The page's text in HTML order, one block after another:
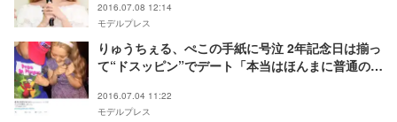
2016.07.08 12:14
モデルプレス
りゅうちぇる、ぺこの手紙に号泣 2年記念日は揃っ
て“ドスッピン”でデート「本当はほんまに普通のカ
2016.07.04 11:22
モデルプレス